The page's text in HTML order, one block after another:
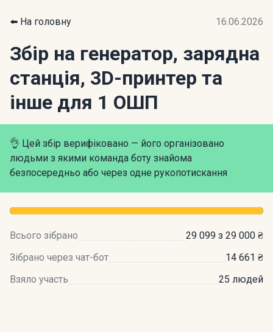
⬅️ На головну 16.06.2026
Збір на генератор, зарядна
станція, 3D-принтер та
інше для 1 ОШП
👌 Цей збір верифіковано — його організовано
людьми з якими команда боту знайома
безпосередньо або через одне рукопотискання
Всього зібрано
29 099 з 29 000 ₴
Зібрано через чат-бот
14 661 ₴
Взяло участь
25 людей